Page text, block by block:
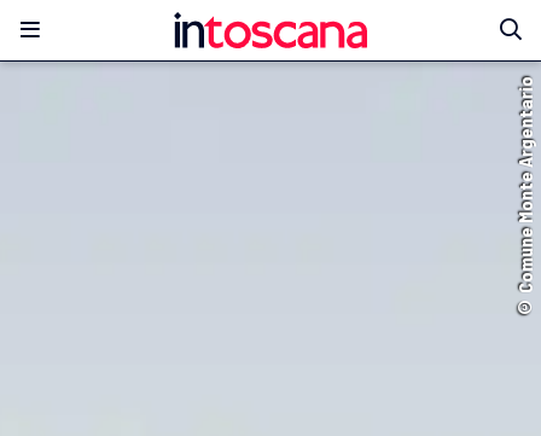
© Comune Monte Argentario